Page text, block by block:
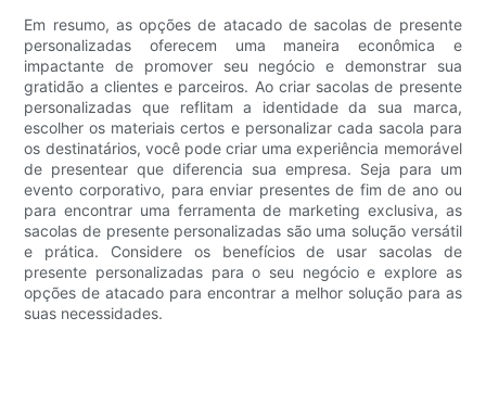
Em resumo, as opções de atacado de sacolas de presente
personalizadas oferecem uma maneira econômica e
impactante de promover seu negócio e demonstrar sua
gratidão a clientes e parceiros. Ao criar sacolas de presente
personalizadas que reflitam a identidade da sua marca,
escolher os materiais certos e personalizar cada sacola para
os destinatários, você pode criar uma experiência memorável
de presentear que diferencia sua empresa. Seja para um
evento corporativo, para enviar presentes de fim de ano ou
para encontrar uma ferramenta de marketing exclusiva, as
sacolas de presente personalizadas são uma solução versátil
e prática. Considere os benefícios de usar sacolas de
presente personalizadas para o seu negócio e explore as
opções de atacado para encontrar a melhor solução para as
suas necessidades.